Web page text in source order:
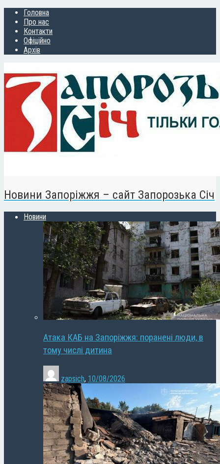
Головна
Про нас
Контакти
Офіційно
Архів
Новини Запоріжжя – сайт Запорозька Січ
Новини
Атака КАБ на Запоріжжя: поранені люди, в
тому числі дитина
zapsich, 10/08/2026